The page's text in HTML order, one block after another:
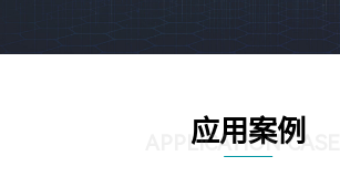
应用案例
APPLICATION CASES